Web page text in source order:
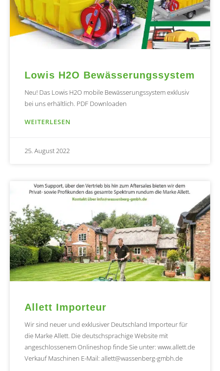
Lowis H2O Bewässerungssystem
Neu! Das Lowis H2O mobile Bewässerungssystem exklusiv
bei uns erhältlich. PDF Downloaden
WEITERLESEN
25. August 2022
Allett Importeur
Wir sind neuer und exklusiver Deutschland Importeur für
die Marke Allett. Die deutschsprachige Website mit
angeschlossenem Onlineshop finde Sie unter: www.allett.de
Verkauf Maschinen E-Mail: allett@wassenberg-gmbh.de